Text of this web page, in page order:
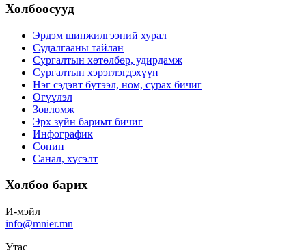
Холбоосууд
Эрдэм шинжилгээний хурал
Судалгааны тайлан
Сургалтын хөтөлбөр, удирдамж
Сургалтын хэрэглэгдэхүүн
Нэг сэдэвт бүтээл, ном, сурах бичиг
Өгүүлэл
Зөвлөмж
Эрх зүйн баримт бичиг
Инфографик
Сонин
Санал, хүсэлт
Холбоо барих
И-мэйл
info@mnier.mn
Утас